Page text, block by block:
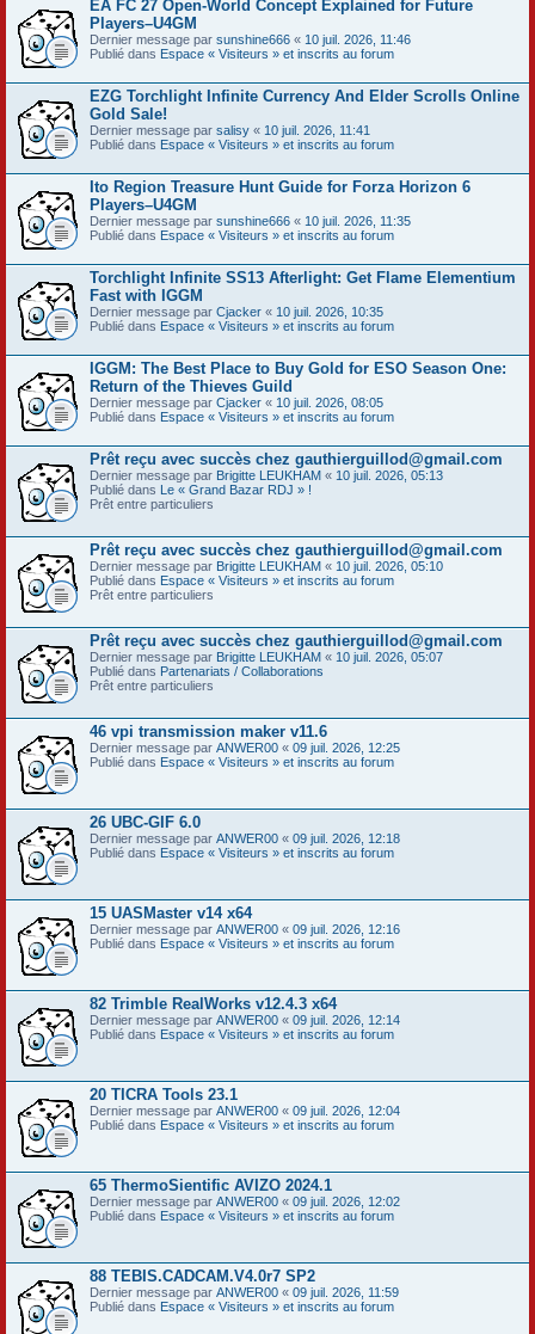
EA FC 27 Open-World Concept Explained for Future
Players–U4GM
Dernier message par sunshine666 « 10 juil. 2026, 11:46
Publié dans Espace « Visiteurs » et inscrits au forum
EZG Torchlight Infinite Currency And Elder Scrolls Online
Gold Sale!
Dernier message par salisy « 10 juil. 2026, 11:41
Publié dans Espace « Visiteurs » et inscrits au forum
Ito Region Treasure Hunt Guide for Forza Horizon 6
Players–U4GM
Dernier message par sunshine666 « 10 juil. 2026, 11:35
Publié dans Espace « Visiteurs » et inscrits au forum
Torchlight Infinite SS13 Afterlight: Get Flame Elementium
Fast with IGGM
Dernier message par Cjacker « 10 juil. 2026, 10:35
Publié dans Espace « Visiteurs » et inscrits au forum
IGGM: The Best Place to Buy Gold for ESO Season One:
Return of the Thieves Guild
Dernier message par Cjacker « 10 juil. 2026, 08:05
Publié dans Espace « Visiteurs » et inscrits au forum
Prêt reçu avec succès chez gauthierguillod@gmail.com
Dernier message par Brigitte LEUKHAM « 10 juil. 2026, 05:13
Publié dans Le « Grand Bazar RDJ » !
Prêt entre particuliers
Prêt reçu avec succès chez gauthierguillod@gmail.com
Dernier message par Brigitte LEUKHAM « 10 juil. 2026, 05:10
Publié dans Espace « Visiteurs » et inscrits au forum
Prêt entre particuliers
Prêt reçu avec succès chez gauthierguillod@gmail.com
Dernier message par Brigitte LEUKHAM « 10 juil. 2026, 05:07
Publié dans Partenariats / Collaborations
Prêt entre particuliers
46 vpi transmission maker v11.6
Dernier message par ANWER00 « 09 juil. 2026, 12:25
Publié dans Espace « Visiteurs » et inscrits au forum
26 UBC-GIF 6.0
Dernier message par ANWER00 « 09 juil. 2026, 12:18
Publié dans Espace « Visiteurs » et inscrits au forum
15 UASMaster v14 x64
Dernier message par ANWER00 « 09 juil. 2026, 12:16
Publié dans Espace « Visiteurs » et inscrits au forum
82 Trimble RealWorks v12.4.3 x64
Dernier message par ANWER00 « 09 juil. 2026, 12:14
Publié dans Espace « Visiteurs » et inscrits au forum
20 TICRA Tools 23.1
Dernier message par ANWER00 « 09 juil. 2026, 12:04
Publié dans Espace « Visiteurs » et inscrits au forum
65 ThermoSientific AVIZO 2024.1
Dernier message par ANWER00 « 09 juil. 2026, 12:02
Publié dans Espace « Visiteurs » et inscrits au forum
88 TEBIS.CADCAM.V4.0r7 SP2
Dernier message par ANWER00 « 09 juil. 2026, 11:59
Publié dans Espace « Visiteurs » et inscrits au forum